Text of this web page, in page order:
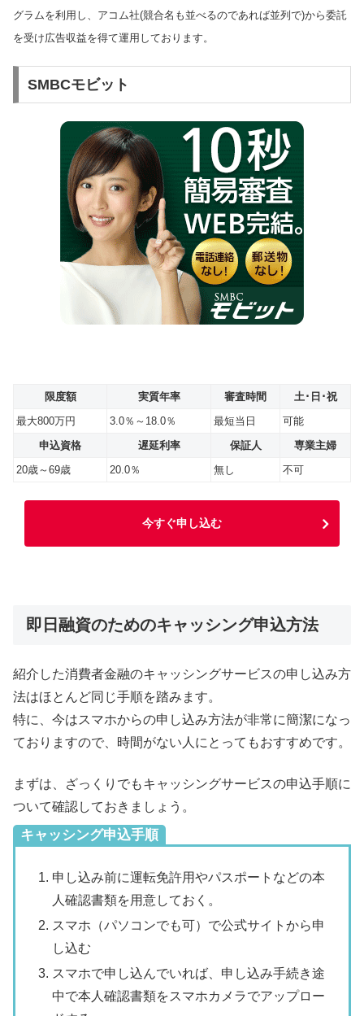
グラムを利用し、アコム社(競合名も並べるのであれば並列で)から委託
を受け広告収益を得て運用しております。
SMBCモビット
限度額 実質年率 審査時間
土･日･祝
最大800万円
3.0％～18.0％ 最短当日
可能
申込資格
遅延利率 保証人
専業主婦
20歳～69歳
20.0％ 無し 不可
今すぐ申し込む
即日融資のためのキャッシング申込方法
紹介した消費者金融のキャッシングサービスの申し込み方
法はほとんど同じ手順を踏みます。
特に、今はスマホからの申し込み方法が非常に簡潔になっ
ておりますので、時間がない人にとってもおすすめです。
まずは、ざっくりでもキャッシングサービスの申込手順に
ついて確認しておきましょう。
キャッシング申込手順
申し込み前に運転免許用やパスポートなどの本
人確認書類を用意しておく。
スマホ（パソコンでも可）で公式サイトから申
し込む
スマホで申し込んでいれば、申し込み手続き途
中で本人確認書類をスマホカメラでアップロー